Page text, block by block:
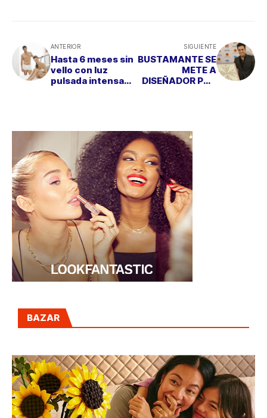
ANTERIOR
Hasta 6 meses sin
vello con luz
pulsada intensa
SIGUIENTE
BUSTAMANTE SE
METE A
DISEÑADOR POR
BAZAR